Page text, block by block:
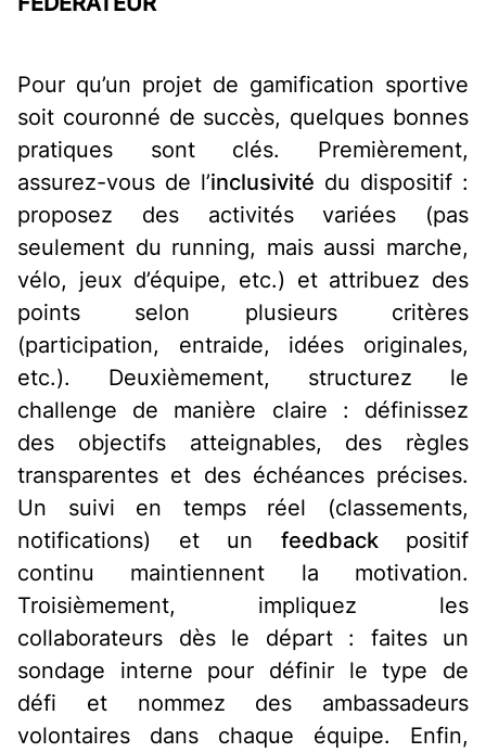
Pour qu’un projet de gamification sportive
soit couronné de succès, quelques bonnes
pratiques sont clés. Premièrement,
assurez-vous de l’inclusivité du dispositif :
proposez des activités variées (pas
seulement du running, mais aussi marche,
vélo, jeux d’équipe, etc.) et attribuez des
points selon plusieurs critères
(participation, entraide, idées originales,
etc.). Deuxièmement, structurez le
challenge de manière claire : définissez
des objectifs atteignables, des règles
transparentes et des échéances précises.
Un suivi en temps réel (classements,
notifications) et un feedbackpositif
continu maintiennent la motivation.
Troisièmement, impliquez les
collaborateurs dès le départ : faites un
sondage interne pour définir le type de
défi et nommez des ambassadeurs
volontaires dans chaque équipe. Enfin,